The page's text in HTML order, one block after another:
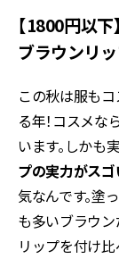
【1800円以
ブラウンリ
この秋は服も
る年！コスメな
います。しかも
プの実力がスゴ
気なんです。塗
も多いブラウ
リップを付け